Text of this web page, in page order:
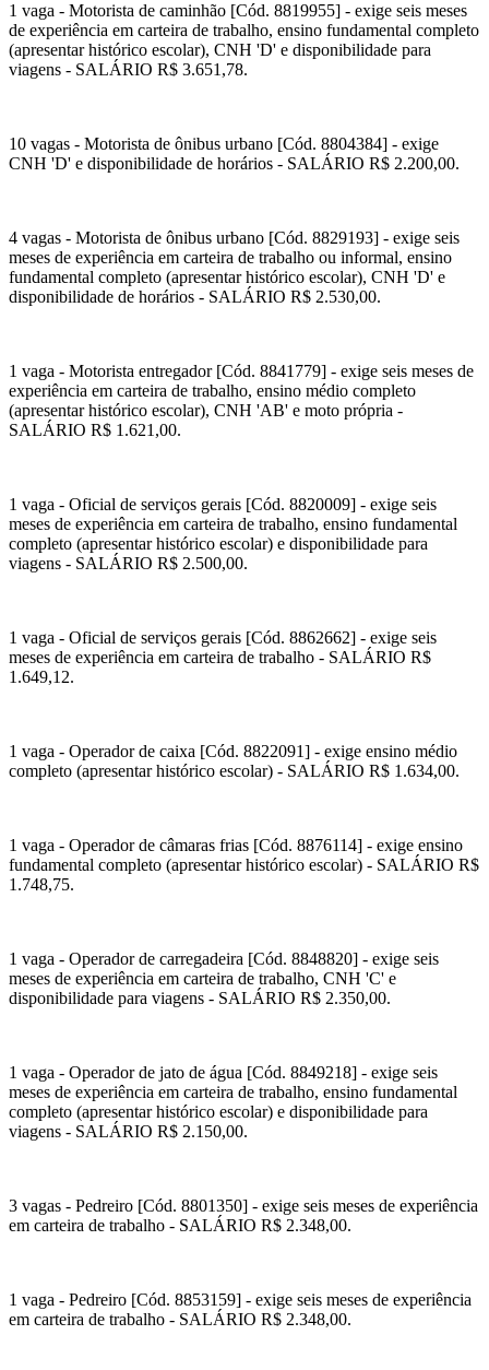
1 vaga - Motorista de caminhão [Cód. 8819955] - exige seis meses
de experiência em carteira de trabalho, ensino fundamental completo
(apresentar histórico escolar), CNH 'D' e disponibilidade para
viagens - SALÁRIO R$ 3.651,78.
10 vagas - Motorista de ônibus urbano [Cód. 8804384] - exige
CNH 'D' e disponibilidade de horários - SALÁRIO R$ 2.200,00.
4 vagas - Motorista de ônibus urbano [Cód. 8829193] - exige seis
meses de experiência em carteira de trabalho ou informal, ensino
fundamental completo (apresentar histórico escolar), CNH 'D' e
disponibilidade de horários - SALÁRIO R$ 2.530,00.
1 vaga - Motorista entregador [Cód. 8841779] - exige seis meses de
experiência em carteira de trabalho, ensino médio completo
(apresentar histórico escolar), CNH 'AB' e moto própria -
SALÁRIO R$ 1.621,00.
1 vaga - Oficial de serviços gerais [Cód. 8820009] - exige seis
meses de experiência em carteira de trabalho, ensino fundamental
completo (apresentar histórico escolar) e disponibilidade para
viagens - SALÁRIO R$ 2.500,00.
1 vaga - Oficial de serviços gerais [Cód. 8862662] - exige seis
meses de experiência em carteira de trabalho - SALÁRIO R$
1.649,12.
1 vaga - Operador de caixa [Cód. 8822091] - exige ensino médio
completo (apresentar histórico escolar) - SALÁRIO R$ 1.634,00.
1 vaga - Operador de câmaras frias [Cód. 8876114] - exige ensino
fundamental completo (apresentar histórico escolar) - SALÁRIO R$
1.748,75.
1 vaga - Operador de carregadeira [Cód. 8848820] - exige seis
meses de experiência em carteira de trabalho, CNH 'C' e
disponibilidade para viagens - SALÁRIO R$ 2.350,00.
1 vaga - Operador de jato de água [Cód. 8849218] - exige seis
meses de experiência em carteira de trabalho, ensino fundamental
completo (apresentar histórico escolar) e disponibilidade para
viagens - SALÁRIO R$ 2.150,00.
3 vagas - Pedreiro [Cód. 8801350] - exige seis meses de experiência
em carteira de trabalho - SALÁRIO R$ 2.348,00.
1 vaga - Pedreiro [Cód. 8853159] - exige seis meses de experiência
em carteira de trabalho - SALÁRIO R$ 2.348,00.